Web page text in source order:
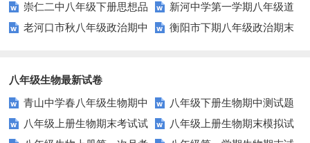
二次月考试题
点复习题 填充
崇仁二中八年级下册思想品
德第二次月考试卷及答案
新河中学第一学期八年级道
德与法治第三次月考试卷
老河口市秋八年级政治期中
衡阳市下期八年级政治期末
八年级生物最新试卷
青山中学春八年级生物期中
试题及答案
八年级下册生物期中测试题
八年级上册生物期末考试试
八年级上册生物期末模拟试